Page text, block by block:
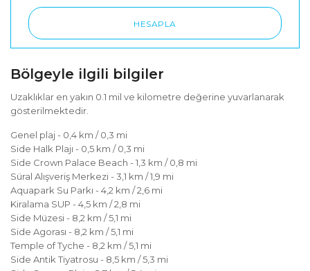
HESAPLA
Bölgeyle ilgili bilgiler
Uzaklıklar en yakın 0.1 mil ve kilometre değerine yuvarlanarak
gösterilmektedir.
Genel plaj - 0,4 km / 0,3 mi
Side Halk Plajı - 0,5 km / 0,3 mi
Side Crown Palace Beach - 1,3 km / 0,8 mi
Süral Alışveriş Merkezi - 3,1 km / 1,9 mi
Aquapark Su Parkı - 4,2 km / 2,6 mi
Kiralama SUP - 4,5 km / 2,8 mi
Side Müzesi - 8,2 km / 5,1 mi
Side Agorası - 8,2 km / 5,1 mi
Temple of Tyche - 8,2 km / 5,1 mi
Side Antik Tiyatrosu - 8,5 km / 5,3 mi